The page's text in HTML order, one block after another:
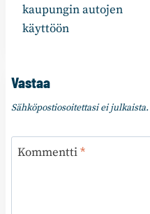
kaupungin autojen
käyttöön
Vastaa
Sähköpostiosoitettasi ei julkaista.
Kommentti*